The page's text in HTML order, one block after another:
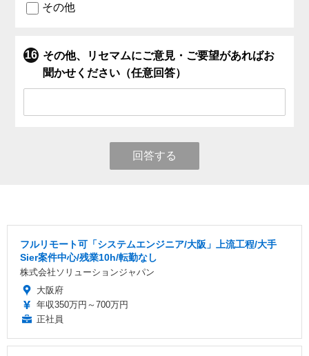
その他
その他、リセマムにご意見・ご要望があればお
聞かせください（任意回答）
回答する
フルリモート可「システムエンジニア/大阪」上流工程/大手
Sier案件中心/残業10h/転勤なし
株式会社ソリューションジャパン
大阪府
年収350万円～700万円
正社員